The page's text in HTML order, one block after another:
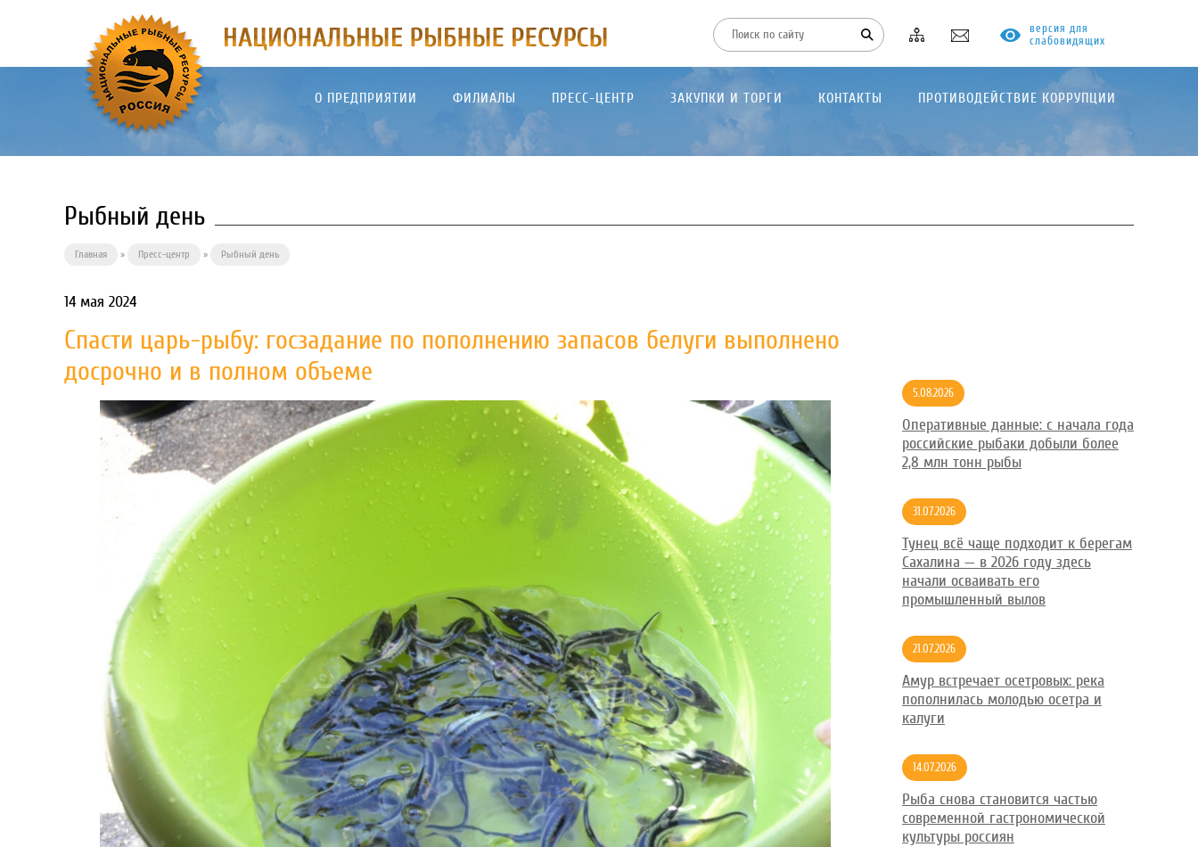
версия для
слабовидящих
О ПРЕДПРИЯТИИ ФИЛИАЛЫ ПРЕСС-ЦЕНТР ЗАКУПКИ И ТОРГИ КОНТАКТЫ ПРОТИВОДЕЙСТВИЕ КОРРУПЦИИ
Рыбный день
Главная » Пресс-центр » Рыбный день
14 мая 2024
Спасти царь-рыбу: госзадание по пополнению запасов белуги выполнено
досрочно и в полном объеме
5.08.2026
Оперативные данные: с начала года
российские рыбаки добыли более
2,8 млн тонн рыбы
31.07.2026
Тунец всё чаще подходит к берегам
Сахалина — в 2026 году здесь
начали осваивать его
промышленный вылов
21.07.2026
Амур встречает осетровых: река
пополнилась молодью осетра и
калуги
14.07.2026
Рыба снова становится частью
современной гастрономической
культуры россиян